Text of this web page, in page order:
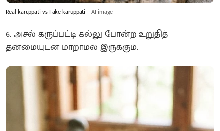
Real karuppati vs Fake karuppati AI image
6. அசல் கருப்பட்டி கல்லு போன்ற உறுதித்
தன்மையுடன் மாறாமல் இருக்கும்.